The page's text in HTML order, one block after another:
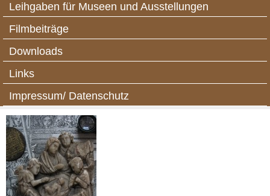
Leihgaben für Museen und Ausstellungen
Filmbeiträge
Downloads
Links
Impressum/ Datenschutz